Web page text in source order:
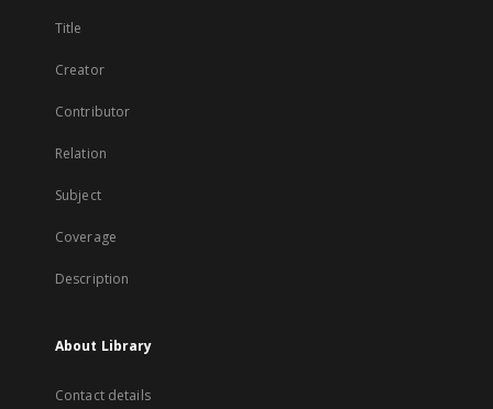
Title
Creator
Contributor
Relation
Subject
Coverage
Description
About Library
Contact details